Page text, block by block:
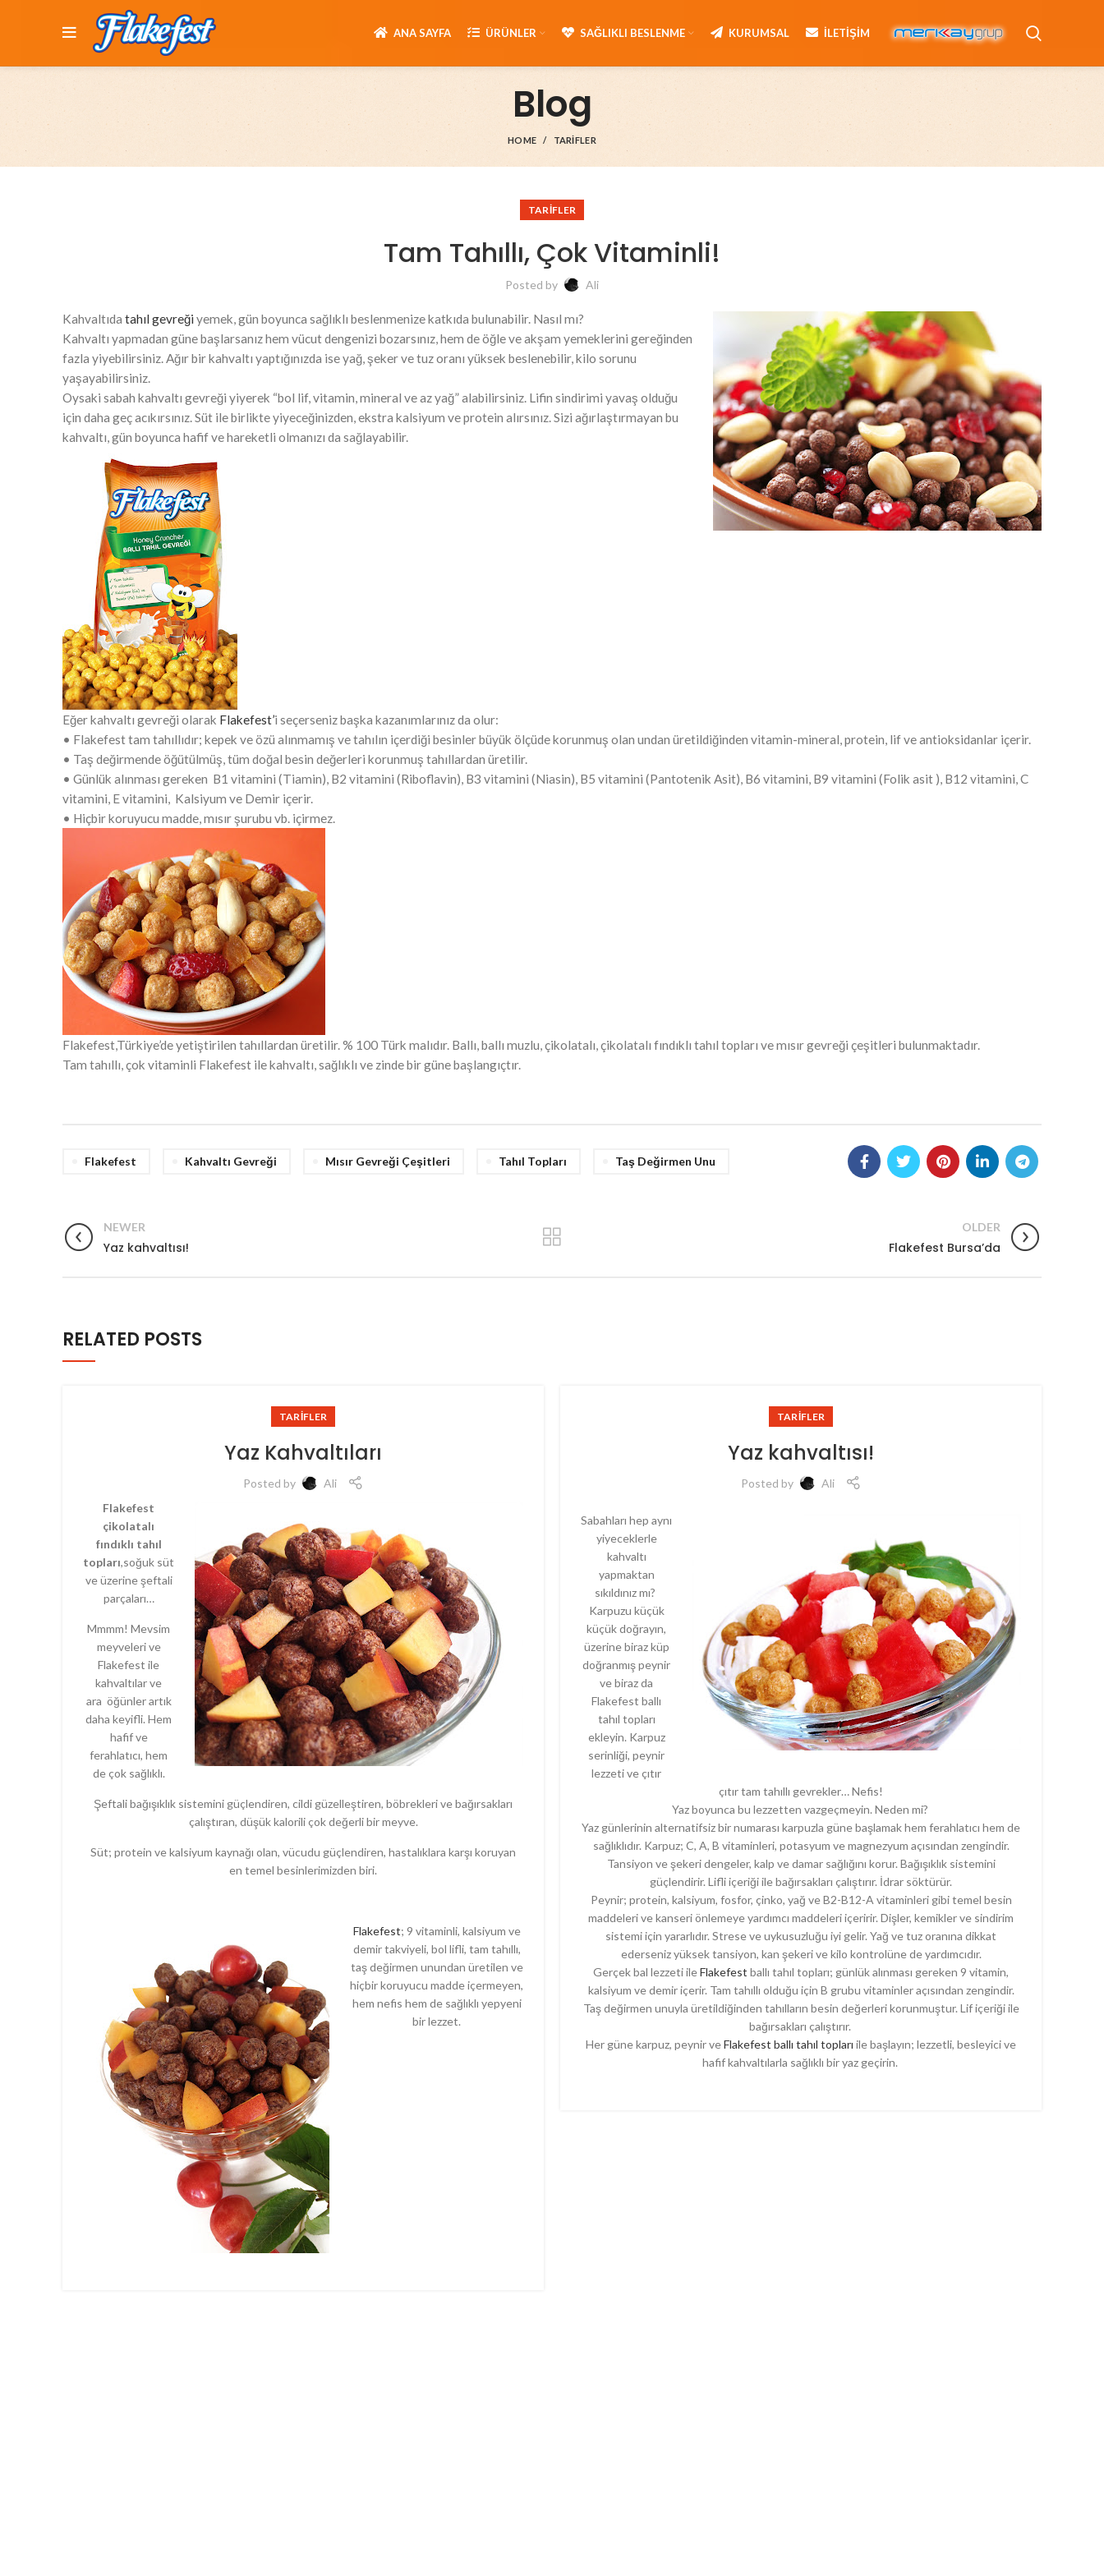
ANA SAYFA ÜRÜNLER SAĞLIKLI BESLENME KURUMSAL İLETIŞIM
Blog
HOME TARIFLER
TARIFLER
Tam Tahıllı, Çok Vitaminli!
Posted by Ali
Kahvaltıda tahıl gevreğiyemek, gün boyunca sağlıklı beslenmenize katkıda bulunabilir. Nasıl mı?
Kahvaltı yapmadan güne başlarsanız hem vücut dengenizi bozarsınız, hem de öğle ve akşam yemeklerini gereğinden
fazla yiyebilirsiniz. Ağır bir kahvaltı yaptığınızda ise yağ, şeker ve tuz oranı yüksek beslenebilir, kilo sorunu
yaşayabilirsiniz.
Oysaki sabah kahvaltı gevreği yiyerek “bol lif, vitamin, mineral ve az yağ” alabilirsiniz. Lifin sindirimi yavaş olduğu
için daha geç acıkırsınız. Süt ile birlikte yiyeceğinizden, ekstra kalsiyum ve protein alırsınız. Sizi ağırlaştırmayan bu
kahvaltı, gün boyunca hafif ve hareketli olmanızı da sağlayabilir.
Eğer kahvaltı gevreği olarak Flakefest’i seçerseniz başka kazanımlarınız da olur:
• Flakefest tam tahıllıdır; kepek ve özü alınmamış ve tahılın içerdiği besinler büyük ölçüde korunmuş olan undan üretildiğinden vitamin-mineral, protein, lif ve antioksidanlar içerir.
• Taş değirmende öğütülmüş, tüm doğal besin değerleri korunmuş tahıllardan üretilir.
• Günlük alınması gereken B1 vitamini (Tiamin), B2 vitamini (Riboflavin), B3 vitamini (Niasin), B5 vitamini (Pantotenik Asit), B6 vitamini, B9 vitamini (Folik asit ), B12 vitamini, C
vitamini, E vitamini, Kalsiyum ve Demir içerir.
• Hiçbir koruyucu madde, mısır şurubu vb. içirmez.
Flakefest,Türkiye’de yetiştirilen tahıllardan üretilir. % 100 Türk malıdır. Ballı, ballı muzlu, çikolatalı, çikolatalı fındıklı tahıl topları ve mısır gevreği çeşitleri bulunmaktadır.
Tam tahıllı, çok vitaminli Flakefest ile kahvaltı, sağlıklı ve zinde bir güne başlangıçtır.
Flakefest Kahvaltı Gevreği Mısır Gevreği Çeşitleri Tahıl Topları Taş Değirmen Unu
NEWER
Yaz kahvaltısı!
OLDER
Flakefest Bursa’da
RELATED POSTS
TARIFLER
Yaz Kahvaltıları
Posted by
Ali
Flakefest
çikolatalı
fındıklı tahıl
topları,soğuk süt
ve üzerine şeftali
parçaları…
Mmmm! Mevsim
meyveleri ve
Flakefest ile
kahvaltılar ve
ara öğünler artık
daha keyifli. Hem
hafif ve
ferahlatıcı, hem
de çok sağlıklı.
Şeftali bağışıklık sistemini güçlendiren, cildi güzelleştiren, böbrekleri ve bağırsakları
çalıştıran, düşük kalorili çok değerli bir meyve.
Süt; protein ve kalsiyum kaynağı olan, vücudu güçlendiren, hastalıklara karşı koruyan
en temel besinlerimizden biri.
Flakefest; 9 vitaminli, kalsiyum ve
demir takviyeli, bol lifli, tam tahıllı,
taş değirmen unundan üretilen ve
hiçbir koruyucu madde içermeyen,
hem nefis hem de sağlıklı yepyeni
bir lezzet.
TARIFLER
Yaz kahvaltısı!
Posted by Ali
Sabahları hep aynı
yiyeceklerle
kahvaltı
yapmaktan
sıkıldınız mı?
Karpuzu küçük
küçük doğrayın,
üzerine biraz küp
doğranmış peynir
ve biraz da
Flakefest ballı
tahıl topları
ekleyin. Karpuz
serinliği, peynir
lezzeti ve çıtır
çıtır tam tahıllı gevrekler… Nefis!
Yaz boyunca bu lezzetten vazgeçmeyin. Neden mi?
Yaz günlerinin alternatifsiz bir numarası karpuzla güne başlamak hem ferahlatıcı hem de
sağlıklıdır. Karpuz; C, A, B vitaminleri, potasyum ve magnezyum açısından zengindir.
Tansiyon ve şekeri dengeler, kalp ve damar sağlığını korur. Bağışıklık sistemini
güçlendirir. Lifli içeriği ile bağırsakları çalıştırır. İdrar söktürür.
Peynir; protein, kalsiyum, fosfor, çinko, yağ ve B2-B12-A vitaminleri gibi temel besin
maddeleri ve kanseri önlemeye yardımcı maddeleri içeririr. Dişler, kemikler ve sindirim
sistemi için yararlıdır. Strese ve uykusuzluğu iyi gelir. Yağ ve tuz oranına dikkat
ederseniz yüksek tansiyon, kan şekeri ve kilo kontrolüne de yardımcıdır.
Gerçek bal lezzeti ileFlakefest ballı tahıl topları; günlük alınması gereken 9 vitamin,
kalsiyum ve demir içerir. Tam tahıllı olduğu için B grubu vitaminler açısından zengindir.
Taş değirmen unuyla üretildiğinden tahılların besin değerleri korunmuştur. Lif içeriği ile
bağırsakları çalıştırır.
Her güne karpuz, peynir veFlakefest ballı tahıl topları ile başlayın; lezzetli, besleyici ve
hafif kahvaltılarla sağlıklı bir yaz geçirin.